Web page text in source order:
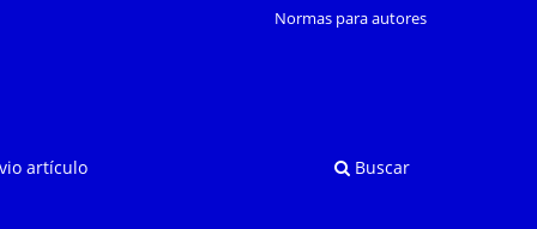
artículo Buscar
Normas para autores